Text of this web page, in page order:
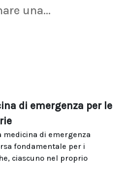
una...
di emergenza per le
di emergenza
fondamentale per i
ciascuno nel proprio